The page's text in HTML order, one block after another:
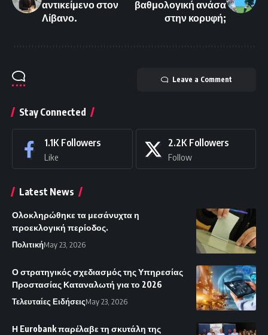
αντικείμενο στον
Λίβανο.
βαθμολογική ανάσα
στην κορυφή;
Leave a Comment
Stay Connected
1.1K Followers
Like
2.2K Followers
Follow
Latest News
Ολοκληρώθηκε τα μεσάνυχτα η
προεκλογική περίοδος.
ΠολιτικήMay 23, 2026
Ο στρατηγικός σχεδιασμός της Υπηρεσίας
Προστασίας Καταναλωτή για το 2026
Τελευταίες ΕιδήσειςMay 23, 2026
Η Eurobank παρέλαβε τη σκυτάλη της